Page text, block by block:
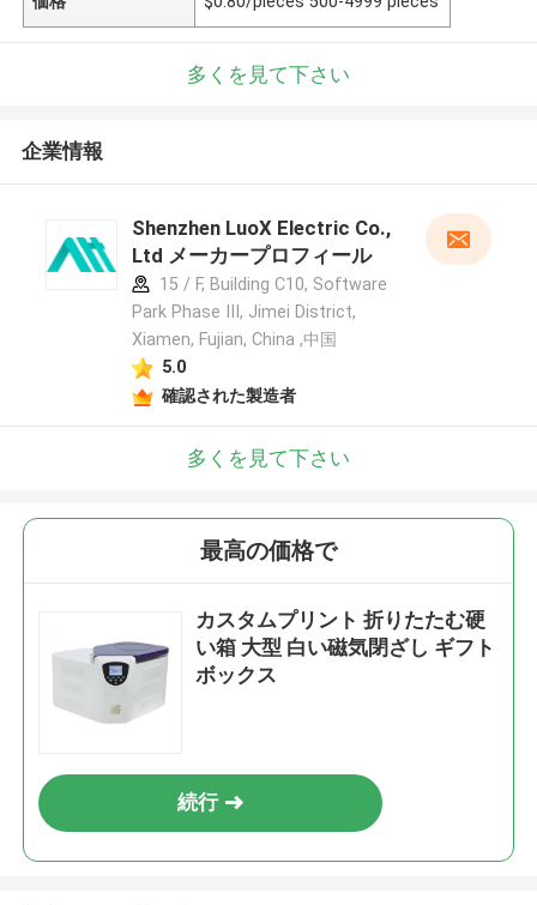
多くを見て下さい
企業情報
Shenzhen LuoX Electric Co.,
Ltd メーカープロフィール
15 / F, Building C10, Software
Park Phase III, Jimei District,
Xiamen, Fujian, China ,中国
5.0
確認された製造者
多くを見て下さい
最高の価格で
カスタムプリント 折りたたむ硬
い箱 大型 白い磁気閉ざし ギフト
ボックス
続行